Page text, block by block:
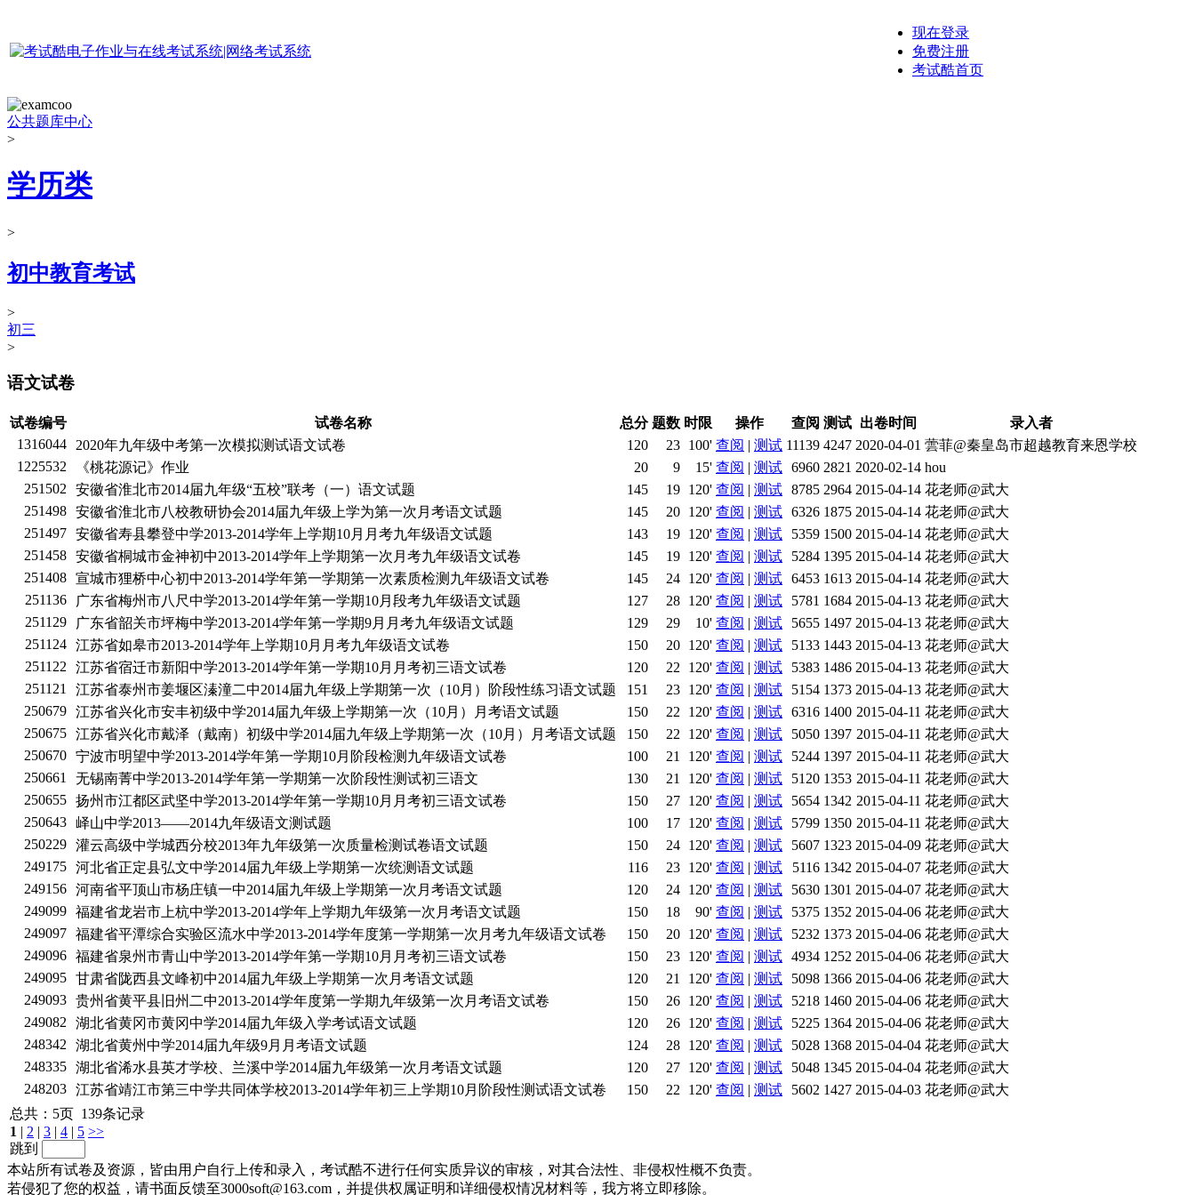
现在登录
免费注册
考试酷首页
公共题库中心
>
学历类
>
初中教育考试
>
初三
>
语文试卷
试卷编号 试卷名称 总分 题数 时限 操作 查阅 测试 出卷时间
录入者
1316044
2020年九年级中考第一次模拟测试语文试卷 120 23 100' 查阅 | 测试 11139 4247 2020-04-01 蕓菲@秦皇岛市超越教育来恩学校
1225532
《桃花源记》作业 20 9 15' 查阅 | 测试 6960 2821 2020-02-14 hou
251502
安徽省淮北市2014届九年级“五校”联考（一）语文试题 145 19 120' 查阅 | 测试 8785 2964 2015-04-14 花老师@武大
251498 安徽省淮北市八校教研协会2014届九年级上学为第一次月考语文试题 145 20 120' 查阅 | 测试 6326 1875 2015-04-14 花老师@武大
251497 安徽省寿县攀登中学2013-2014学年上学期10月月考九年级语文试题 143 19 120' 查阅 | 测试 5359 1500 2015-04-14 花老师@武大
251458 安徽省桐城市金神初中2013-2014学年上学期第一次月考九年级语文试卷 145 19 120' 查阅 | 测试 5284 1395 2015-04-14 花老师@武大
251408 宣城市狸桥中心初中2013-2014学年第一学期第一次素质检测九年级语文试卷 145 24 120' 查阅 | 测试 6453 1613 2015-04-14 花老师@武大
251136
广东省梅州市八尺中学2013-2014学年第一学期10月段考九年级语文试题 127 28 120' 查阅 | 测试 5781 1684 2015-04-13 花老师@武大
251129
广东省韶关市坪梅中学2013-2014学年第一学期9月月考九年级语文试题 129 29 10' 查阅 | 测试 5655 1497 2015-04-13 花老师@武大
251124 江苏省如皋市2013-2014学年上学期10月月考九年级语文试卷 150 20 120' 查阅 | 测试 5133 1443 2015-04-13 花老师@武大
251122
江苏省宿迁市新阳中学2013-2014学年第一学期10月月考初三语文试卷 120 22 120' 查阅 | 测试 5383 1486 2015-04-13 花老师@武大
251121
江苏省泰州市姜堰区溱潼二中2014届九年级上学期第一次（10月）阶段性练习语文试题 151 23 120' 查阅 | 测试 5154 1373 2015-04-13 花老师@武大
250679 江苏省兴化市安丰初级中学2014届九年级上学期第一次（10月）月考语文试题 150 22 120' 查阅 | 测试 6316 1400 2015-04-11 花老师@武大
250675 江苏省兴化市戴泽（戴南）初级中学2014届九年级上学期第一次（10月）月考语文试题 150 22 120' 查阅 | 测试 5050 1397 2015-04-11 花老师@武大
250670 宁波市明望中学2013-2014学年第一学期10月阶段检测九年级语文试卷 100 21 120' 查阅 | 测试 5244 1397 2015-04-11 花老师@武大
250661
无锡南菁中学2013-2014学年第一学期第一次阶段性测试初三语文 130 21 120' 查阅 | 测试 5120 1353 2015-04-11 花老师@武大
250655 扬州市江都区武坚中学2013-2014学年第一学期10月月考初三语文试卷 150 27 120' 查阅 | 测试 5654 1342 2015-04-11 花老师@武大
250643 峄山中学2013——2014九年级语文测试题 100 17 120' 查阅 | 测试 5799 1350 2015-04-11 花老师@武大
250229 灌云高级中学城西分校2013年九年级第一次质量检测试卷语文试题 150 24 120' 查阅 | 测试 5607 1323 2015-04-09 花老师@武大
249175 河北省正定县弘文中学2014届九年级上学期第一次统测语文试题 116 23 120' 查阅 | 测试 5116 1342 2015-04-07 花老师@武大
249156 河南省平顶山市杨庄镇一中2014届九年级上学期第一次月考语文试题 120 24 120' 查阅 | 测试 5630 1301 2015-04-07 花老师@武大
249099 福建省龙岩市上杭中学2013-2014学年上学期九年级第一次月考语文试题 150 18 90' 查阅 | 测试 5375 1352 2015-04-06 花老师@武大
249097 福建省平潭综合实验区流水中学2013-2014学年度第一学期第一次月考九年级语文试卷 150 20 120' 查阅 | 测试 5232 1373 2015-04-06 花老师@武大
249096 福建省泉州市青山中学2013-2014学年第一学期10月月考初三语文试卷 150 23 120' 查阅 | 测试 4934 1252 2015-04-06 花老师@武大
249095 甘肃省陇西县文峰初中2014届九年级上学期第一次月考语文试题 120 21 120' 查阅 | 测试 5098 1366 2015-04-06 花老师@武大
249093 贵州省黄平县旧州二中2013-2014学年度第一学期九年级第一次月考语文试卷 150 26 120' 查阅 | 测试 5218 1460 2015-04-06 花老师@武大
249082
湖北省黄冈市黄冈中学2014届九年级入学考试语文试题 120 26 120' 查阅 | 测试 5225 1364 2015-04-06 花老师@武大
248342
湖北省黄州中学2014届九年级9月月考语文试题 124 28 120' 查阅 | 测试 5028 1368 2015-04-04 花老师@武大
248335 湖北省浠水县英才学校、兰溪中学2014届九年级第一次月考语文试题 120 27 120' 查阅 | 测试 5048 1345 2015-04-04 花老师@武大
248203 江苏省靖江市第三中学共同体学校2013-2014学年初三上学期10月阶段性测试语文试卷 150 22 120' 查阅 | 测试 5602 1427 2015-04-03 花老师@武大
总共：5页 139条记录
1 | 2 | 3 | 4 | 5 >>
跳到
本站所有试卷及资源，皆由用户自行上传和录入，考试酷不进行任何实质异议的审核，对其合法性、非侵权性概不负责。
若侵犯了您的权益，请书面反馈至3000soft@163.com，并提供权属证明和详细侵权情况材料等，我方将立即移除。